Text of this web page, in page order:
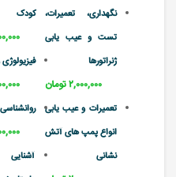
نگهداری، تعمیرات،
تست و عیب یابی
ژنراتورها
۲,۰۰۰,۰۰۰ تومان
تعمیرات و عیب یابی
انواع پمپ های آتش
نشانی
کودک